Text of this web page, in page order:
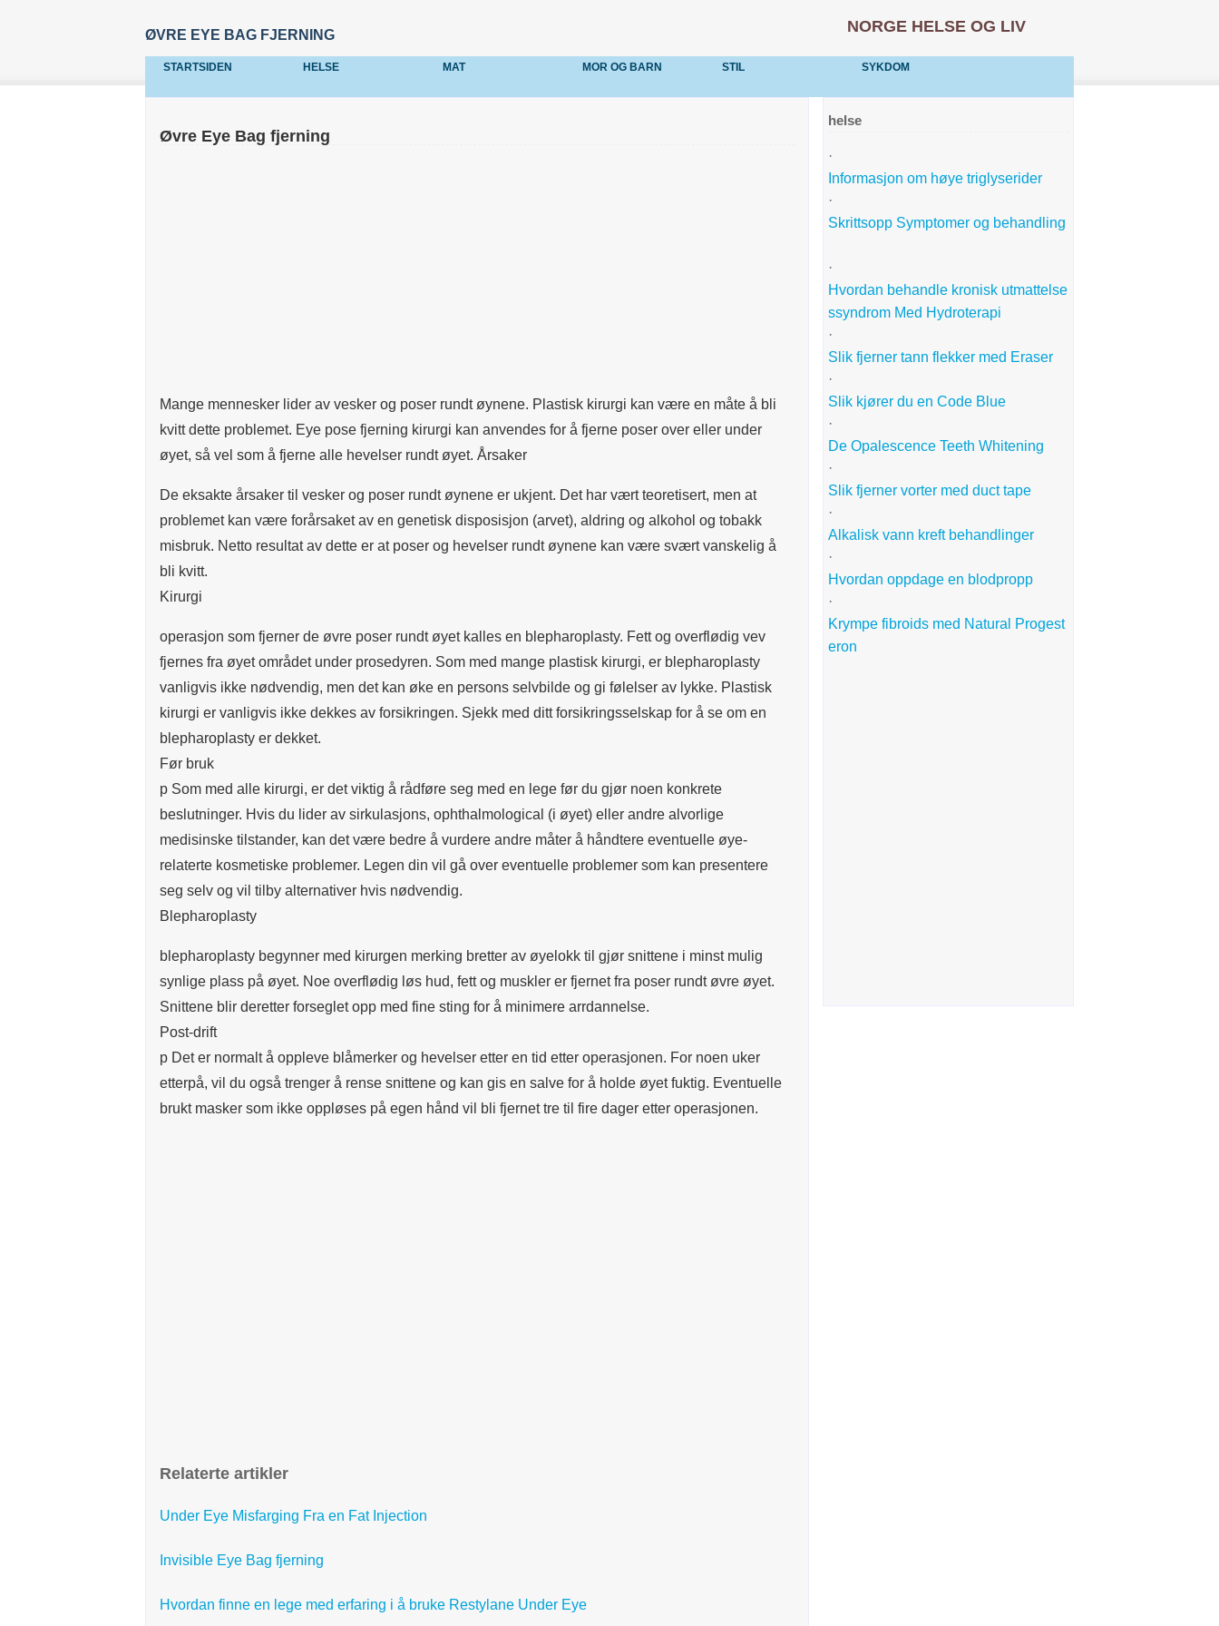
NORGE HELSE OG LIV
ØVRE EYE BAG FJERNING
STARTSIDEN HELSE MAT MOR OG BARN STIL SYKDOM
Øvre Eye Bag fjerning
Mange mennesker lider av vesker og poser rundt øynene. Plastisk kirurgi kan være en måte å bli
kvitt dette problemet. Eye pose fjerning kirurgi kan anvendes for å fjerne poser over eller under
øyet, så vel som å fjerne alle hevelser rundt øyet. Årsaker
De eksakte årsaker til vesker og poser rundt øynene er ukjent. Det har vært teoretisert, men at
problemet kan være forårsaket av en genetisk disposisjon (arvet), aldring og alkohol og tobakk
misbruk. Netto resultat av dette er at poser og hevelser rundt øynene kan være svært vanskelig å
bli kvitt.
Kirurgi
operasjon som fjerner de øvre poser rundt øyet kalles en blepharoplasty. Fett og overflødig vev
fjernes fra øyet området under prosedyren. Som med mange plastisk kirurgi, er blepharoplasty
vanligvis ikke nødvendig, men det kan øke en persons selvbilde og gi følelser av lykke. Plastisk
kirurgi er vanligvis ikke dekkes av forsikringen. Sjekk med ditt forsikringsselskap for å se om en
blepharoplasty er dekket.
Før bruk
p Som med alle kirurgi, er det viktig å rådføre seg med en lege før du gjør noen konkrete
beslutninger. Hvis du lider av sirkulasjons, ophthalmological (i øyet) eller andre alvorlige
medisinske tilstander, kan det være bedre å vurdere andre måter å håndtere eventuelle øye-
relaterte kosmetiske problemer. Legen din vil gå over eventuelle problemer som kan presentere
seg selv og vil tilby alternativer hvis nødvendig.
Blepharoplasty
blepharoplasty begynner med kirurgen merking bretter av øyelokk til gjør snittene i minst mulig
synlige plass på øyet. Noe overflødig løs hud, fett og muskler er fjernet fra poser rundt øvre øyet.
Snittene blir deretter forseglet opp med fine sting for å minimere arrdannelse.
Post-drift
p Det er normalt å oppleve blåmerker og hevelser etter en tid etter operasjonen. For noen uker
etterpå, vil du også trenger å rense snittene og kan gis en salve for å holde øyet fuktig. Eventuelle
brukt masker som ikke oppløses på egen hånd vil bli fjernet tre til fire dager etter operasjonen.
Relaterte artikler
Under Eye Misfarging Fra en Fat Injection
Invisible Eye Bag fjerning
Hvordan finne en lege med erfaring i å bruke Restylane Under Eye
helse
·
Informasjon om høye triglyserider
·
Skrittsopp Symptomer og behandling
·
Hvordan behandle kronisk utmattelse
ssyndrom Med Hydroterapi
·
Slik fjerner tann flekker med Eraser
·
Slik kjører du en Code Blue
·
De Opalescence Teeth Whitening
·
Slik fjerner vorter med duct tape
·
Alkalisk vann kreft behandlinger
·
Hvordan oppdage en blodpropp
·
Krympe fibroids med Natural Progest
eron